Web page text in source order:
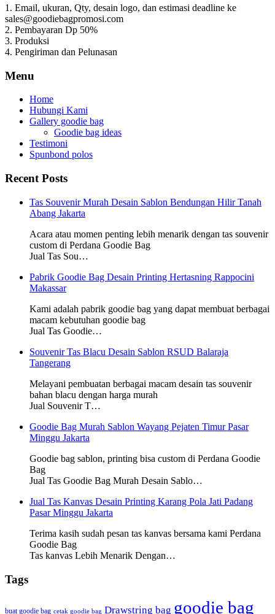
1. Email, ukuran, Qty, desain logo, dan estimasi deadline ke
sales@goodiebagpromosi.com
2. Pembayaran Dp 50%
3. Produksi
4. Pengiriman dan Pelunasan
Menu
Home
Hubungi Kami
Gallery goodie bag
Goodie bag ideas
Testimoni
Spunbond polos
Recent Posts
Tas Souvenir Murah Desain Sablon Bendungan Hilir Tanah
Abang Jakarta
Acara atau momen penting lebih menarik dengan tas souvenir
custom di Perdana Goodie Bag
Jual Tas Sou…
Pabrik Goodie Bag Desain Printing Hertasning Rappocini
Makassar
Kami adalah pabrik goodie bag yang dapat membuat berbagai
macam kebutuhan goodie bag
Jual Tas Goodie…
Souvenir Tas Blacu Desain Sablon RSUD Balaraja
Tangerang
Melayani pembuatan berbagai macam desain tas souvenir
bahan blacu dengan harga murah
Jual Souvenir T…
Goodie Bag Murah Sablon Wayang Pejaten Timur Pasar
Minggu Jakarta
Goodie bag sablon, printing bisa custom di Perdana Goodie
Bag
Jual Tas Goodie Bag Murah Desain Sablo…
Jual Tas Kanvas Desain Printing Karang Pola Jati Padang
Pasar Minggu Jakarta
Terima kasih sudah pesan tas kanvas bersama kami Perdana
Goodie Bag
Tas kanvas Lebih Menarik Dengan…
Tags
buat goodie bag cetak goodie bag Drawstring bag goodie bag